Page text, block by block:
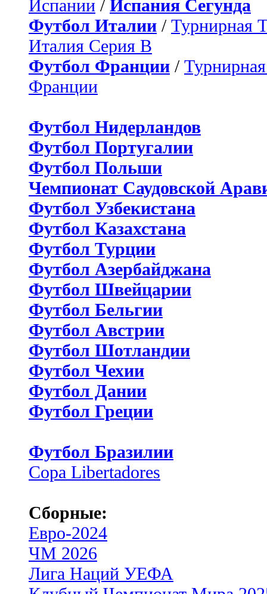
Испании / Испания Сегунда
Футбол Италии / Турнирная
Италия Серия B
Футбол Франции /
Франции
Футбол Нидерландов
Футбол Португалии
Футбол Польши
Чемпионат Саудовской
Футбол Узбекистана
Футбол Казахстана
Футбол Турции
Футбол Азербайджана
Футбол Швейцарии
Футбол Бельгии
Футбол Австрии
Футбол Шотландии
Футбол Чехии
Футбол Дании
Футбол Греции
Футбол Бразилии
Copa Libertadores
Сборные:
Евро-2024
ЧМ 2026
Лига Наций УЕФА